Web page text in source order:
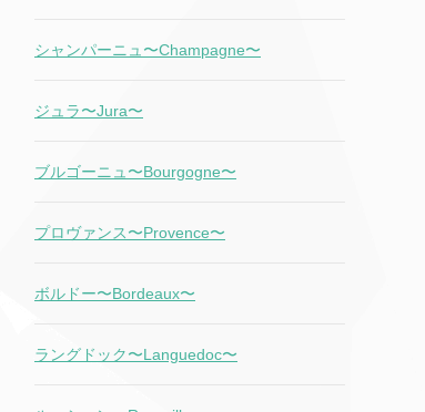
シャンパーニュ〜Champagne〜
ジュラ〜Jura〜
ブルゴーニュ〜Bourgogne〜
プロヴァンス〜Provence〜
ボルドー〜Bordeaux〜
ラングドック〜Languedoc〜